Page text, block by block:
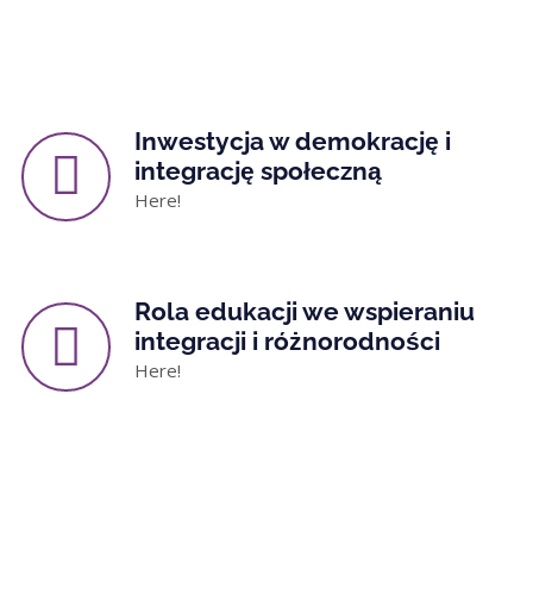
Inwestycja w demokrację i
integrację społeczną
Here!
Rola edukacji we wspieraniu
integracji i różnorodności
Here!